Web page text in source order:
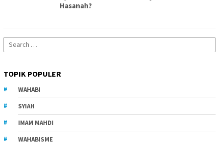
Hasanah?
Search
for:
TOPIK POPULER
WAHABI
SYIAH
IMAM MAHDI
WAHABISME